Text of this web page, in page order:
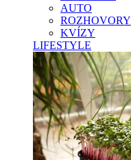
AUTO
ROZHOVORY
KVÍZY
LIFESTYLE